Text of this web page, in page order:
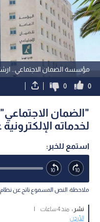
مؤسسة الضمان الاجتماعي..
0
0
"الضمان
لخدماته
استمع للخبر:
ملاحظة: النص المسموع ناتج عن نظام
نشر : منذ 4 ساعات
|
الأردن